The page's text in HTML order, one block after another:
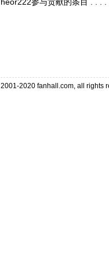
heor222参与贡献的条目 . . . .
2001-2020 fanhall.com, all rights